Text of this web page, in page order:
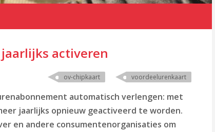
activeren
ov-chipkaart voordeelurenkaart
automatisch verlengen: met
jaarlijks opnieuw geactiveerd te worden.
en andere consumentenorganisaties om